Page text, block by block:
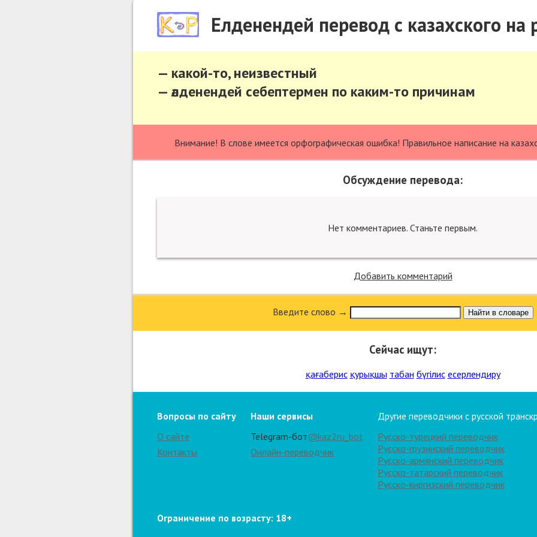
Елденендей перевод с казахского на
— какой-то, неизвестный
— әлденендей себептермен по каким-то причинам
Внимание! В слове имеется орфографическая ошибка! Правильное написание на
Обсуждение перевода:
Нет комментариев. Станьте первым.
Добавить комментарий
Введите слово → Найти в словаре
Сейчас ищут:
қағаберис қурықшы табан бүгілис есерлендиру
Вопросы по сайту
О сайте
Контакты
Наши сервисы
Telegram-бот@kaz2ru_bot
Онлайн-переводчик
Другие переводчики с русской
Русско-турецкий переводчик
Русско-грузинский переводчик
Русско-армянский переводчик
Русско-татарский переводчик
Русско-киргизский переводчик
Ограничение по возрасту: 18+